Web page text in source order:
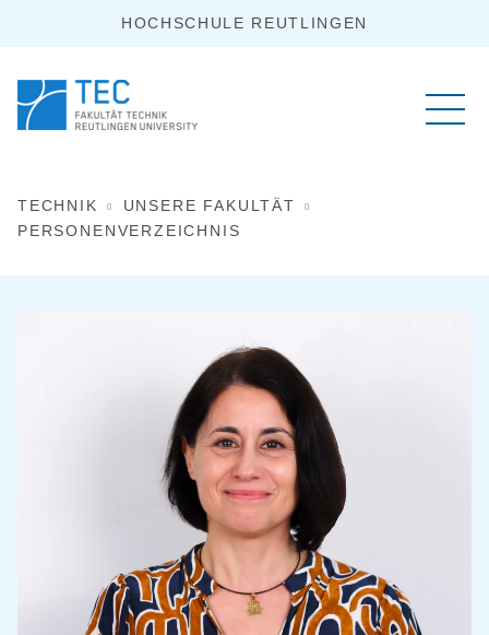
HOCHSCHULE REUTLINGEN
TECHNIK
UNSERE FAKULTÄT
PERSONENVERZEICHNIS